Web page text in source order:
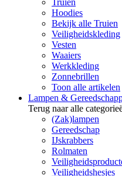
Truien
Hoodies
Bekijk alle Truien
Veiligheidskleding
Vesten
Waaiers
Werkkleding
Zonnebrillen
Toon alle artikelen
Lampen &
Terug naar alle
(Zak)lampen
Gereedschap
IJskrabbers
Rolmaten
Veiligheidshesjes